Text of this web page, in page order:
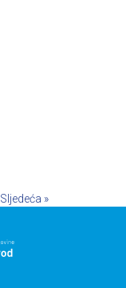
Sljedeća »